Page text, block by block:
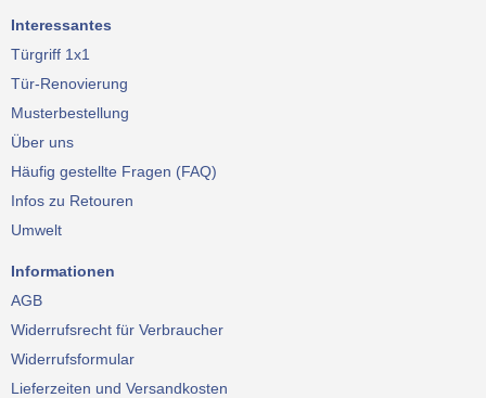
Interessantes
Türgriff 1x1
Tür-Renovierung
Musterbestellung
Über uns
Häufig gestellte Fragen (FAQ)
Infos zu Retouren
Umwelt
Informationen
AGB
Widerrufsrecht für Verbraucher
Widerrufsformular
Lieferzeiten und Versandkosten